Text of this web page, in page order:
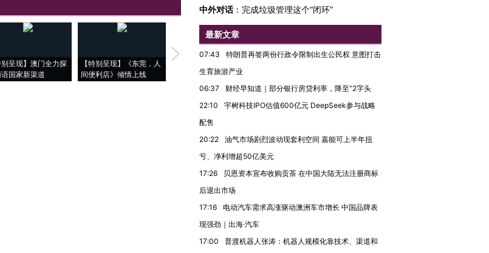
别呈现】澳门全力探
国家新渠道
【特别呈现】《东莞，人
间便利店》倾情上线
【推广】走进第四届链博
【商旅对话】华住集团
中外对话： 完成垃圾管理这个“闭环”
最新文章
07:43
特朗普再签两份行政令限制出生公民权 意图打击
生育旅游产业
06:37
财经早知道｜部分银行房贷利率，降至“2字头
22:10
宇树科技IPO估值600亿元 DeepSeek参与战略
配售
20:22
油气市场剧烈波动现套利空间 嘉能可上半年扭
亏、净利增超50亿美元
17:26
贝恩资本宣布收购贡茶 在中国大陆无法注册商标
后退出市场
17:16
电动汽车需求高涨驱动澳洲车市增长 中国品牌表
现强劲｜出海·汽车
17:00
普渡机器人张涛：机器人规模化靠技术、渠道和